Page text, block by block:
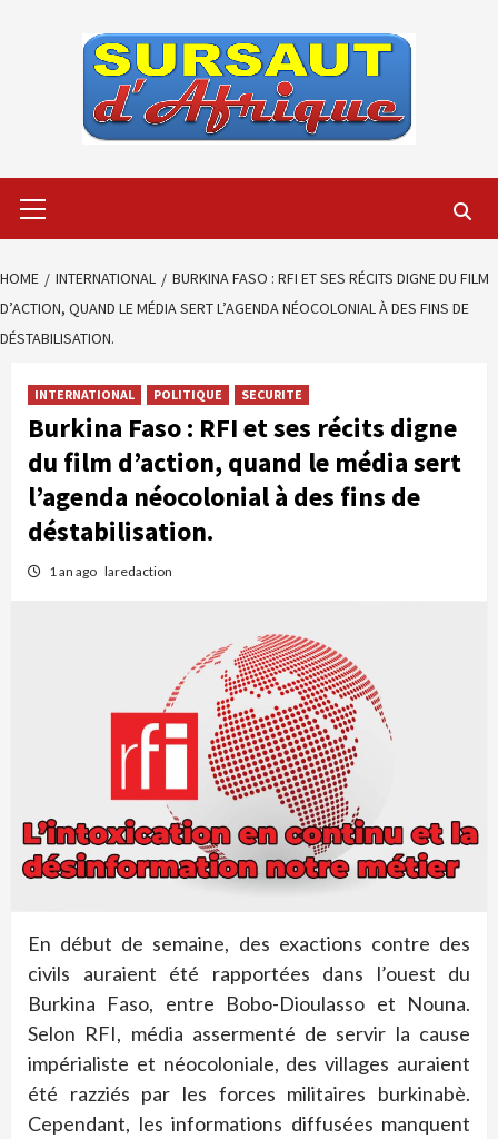
Menu
HOME INTERNATIONAL
BURKINA FASO : RFI ET SES RÉCITS DIGNE DU FILM
D’ACTION, QUAND LE MÉDIA SERT L’AGENDA NÉOCOLONIAL À DES FINS DE
DÉSTABILISATION.
INTERNATIONAL POLITIQUE SECURITE
Burkina Faso : RFI et ses récits digne
du film d’action, quand le média sert
l’agenda néocolonial à des fins de
déstabilisation.
1 an ago laredaction
En début de semaine, des exactions contre des
civils auraient été rapportées dans l’ouest du
Burkina Faso, entre Bobo-Dioulasso et Nouna.
Selon RFI, média assermenté de servir la cause
impérialiste et néocoloniale, des villages auraient
été razziés par les forces militaires burkinabè.
Cependant, les informations diffusées manquent